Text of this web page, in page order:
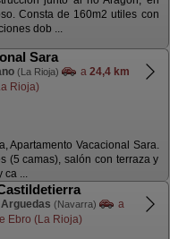
Consta de 160m2 utiles con
dob ...
Sara
(La Rioja) a 24,4 km
Rioja)
Apartamento Vacacional Sara.
(5 camas), salón con terraza y
ca ...
Arguedas (Navarra)
a
Ebro (La Rioja)